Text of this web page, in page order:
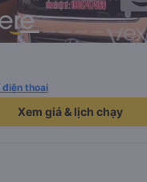
điện thoại
Xem giá & lịch chạy